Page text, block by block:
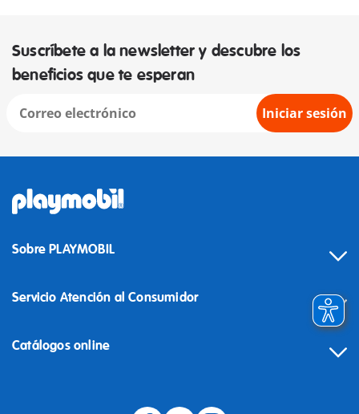
Suscríbete a la newsletter y descubre los
beneficios que te esperan
Iniciar sesión
Sobre PLAYMOBIL
Servicio Atención al Consumidor
Catálogos online